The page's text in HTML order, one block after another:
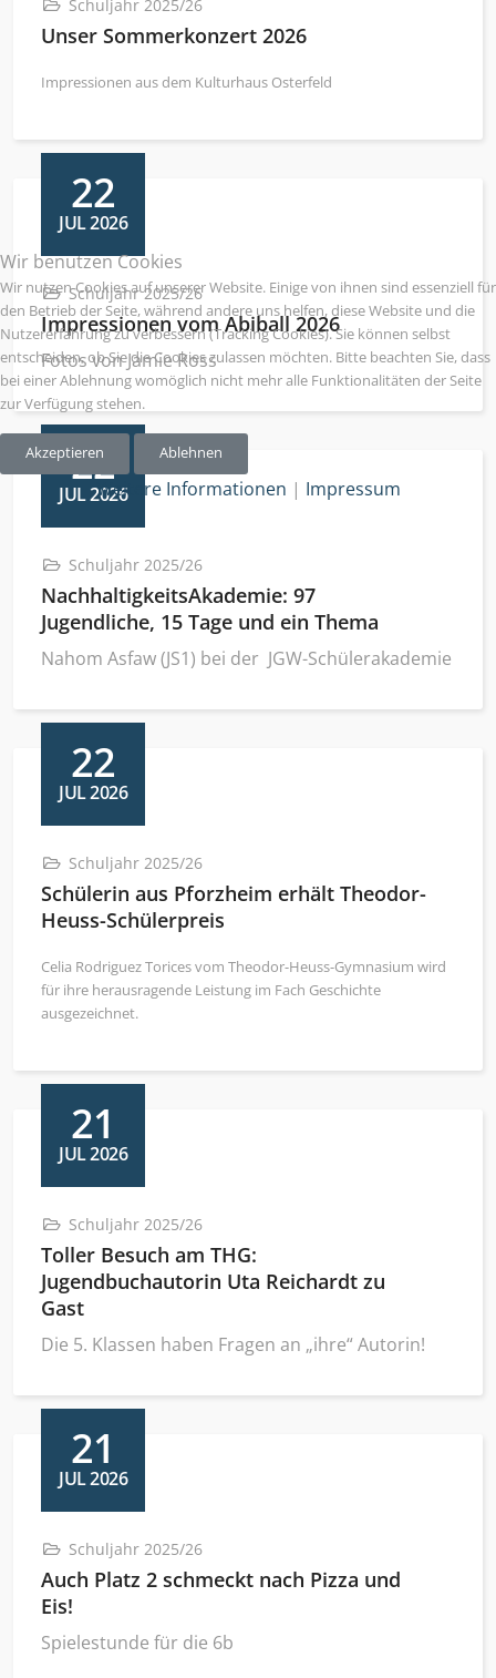
Schuljahr 2025/26
Unser Sommerkonzert 2026
Impressionen aus dem Kulturhaus Osterfeld
22
JUL 2026
Schuljahr 2025/26
Impressionen vom Abiball 2026
Fotos von Jamie Ross
22
JUL 2026
Schuljahr 2025/26
NachhaltigkeitsAkademie: 97
Jugendliche, 15 Tage und ein Thema
Nahom Asfaw (JS1) bei der JGW-Schülerakademie
22
JUL 2026
Schuljahr 2025/26
Schülerin aus Pforzheim erhält Theodor-
Heuss-Schülerpreis
Celia Rodriguez Torices vom Theodor-Heuss-Gymnasium wird
für ihre herausragende Leistung im Fach Geschichte
ausgezeichnet.
21
JUL 2026
Schuljahr 2025/26
Toller Besuch am THG:
Jugendbuchautorin Uta Reichardt zu
Gast
Die 5. Klassen haben Fragen an „ihre“ Autorin!
21
JUL 2026
Schuljahr 2025/26
Auch Platz 2 schmeckt nach Pizza und
Eis!
Spielestunde für die 6b
Wir benutzen Cookies
Wir nutzen Cookies auf unserer Website. Einige von ihnen sind essenziell für
den Betrieb der Seite, während andere uns helfen, diese Website und die
Nutzererfahrung zu verbessern (Tracking Cookies). Sie können selbst
entscheiden, ob Sie die Cookies zulassen möchten. Bitte beachten Sie, dass
bei einer Ablehnung womöglich nicht mehr alle Funktionalitäten der Seite
zur Verfügung stehen.
Akzeptieren Ablehnen
Weitere Informationen | Impressum